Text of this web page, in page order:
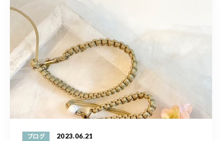
ブログ 2023.06.21